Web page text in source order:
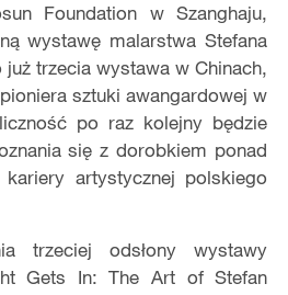
Foundation w Szanghaju,
wystawę malarstwa Stefana
trzecia wystawa w Chinach,
sztuki awangardowej w
po raz kolejny będzie
się z dorobkiem ponad
kariery artystycznej polskiego
trzeciej odsłony wystawy
Gets In: The Art of Stefan